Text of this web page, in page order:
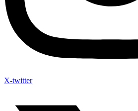
X-twitter